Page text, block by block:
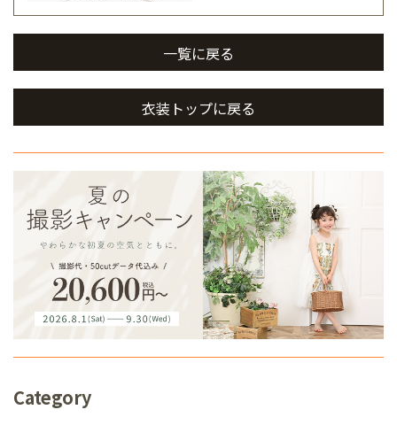
一覧に戻る
衣装トップに戻る
Category